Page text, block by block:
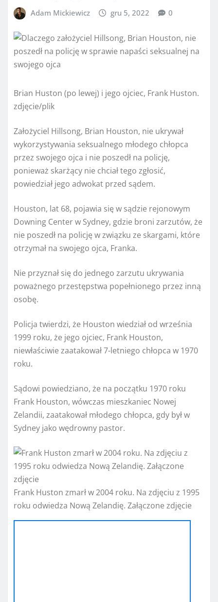
Adam Mickiewicz gru 5, 2022 0
Brian Huston (po lewej) i jego ojciec, Frank Huston.
zdjęcie/plik
Założyciel Hillsong, Brian Houston, nie ukrywał
wykorzystywania seksualnego młodego chłopca
przez swojego ojca i nie poszedł na policję,
ponieważ skarżący nie chciał tego zgłosić,
powiedział jego adwokat przed sądem.
Houston, lat 68, pojawia się w sądzie rejonowym
Downing Center w Sydney, gdzie broni zarzutów, że
nie poszedł na policję w związku ze skargami, które
otrzymał na swojego ojca, Franka.
Nie przyznał się do jednego zarzutu ukrywania
poważnego przestępstwa popełnionego przez inną
osobę.
Policja twierdzi, że Houston wiedział od września
1999 roku, że jego ojciec, Frank Houston,
niewłaściwie zaatakował 7-letniego chłopca w 1970
roku.
Sądowi powiedziano, że na początku 1970 roku
Frank Houston, wówczas mieszkaniec Nowej
Zelandii, zaatakował młodego chłopca, gdy był w
Sydney jako wędrowny pastor.
Frank Huston zmarł w 2004 roku. Na zdjęciu z 1995
roku odwiedza Nową Zelandię. Załączone zdjęcie